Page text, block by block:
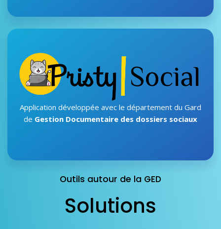
Application développée avec le département du Gard
de Gestion Documentaire des dossiers sociaux
Outils autour de la GED
Solutions